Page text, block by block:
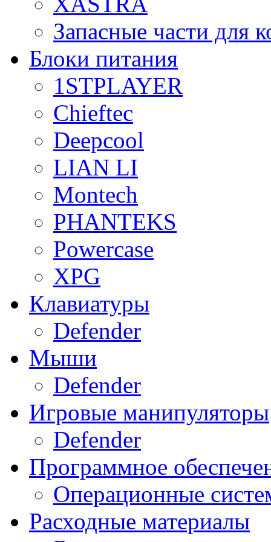
Запасные части для
Блоки питания
1STPLAYER
Chieftec
Deepcool
LIAN LI
Montech
PHANTEKS
Powercase
XPG
Клавиатуры
Defender
Мыши
Defender
Игровые манипуляторы
Defender
Программное
Операционные
Расходные материалы